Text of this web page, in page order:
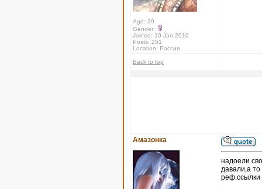
Age: 39
Gender:
Joined: 10 Jan 2010
Posts: 251
Location: Россия
Back to top
Амазонка
надоели
давали,а то